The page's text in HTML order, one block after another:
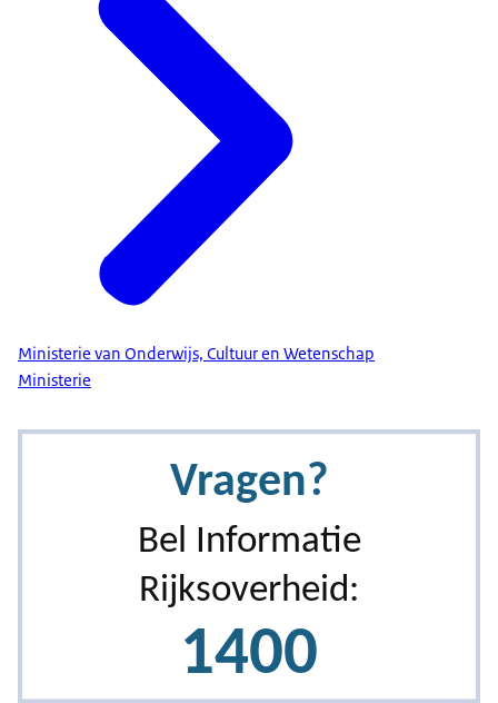
Ministerie van Onderwijs, Cultuur en Wetenschap
Ministerie